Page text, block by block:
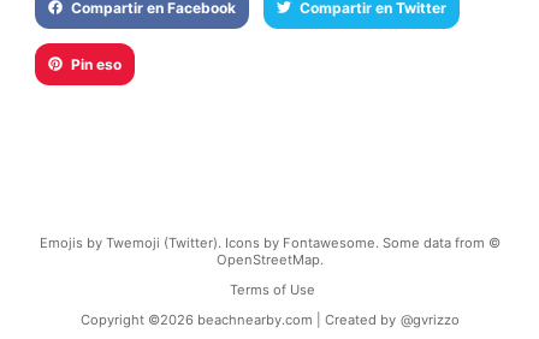
Compartir en Facebook Compartir en Twitter
Pin eso
Emojis by Twemoji (Twitter). Icons by Fontawesome. Some data from ©
OpenStreetMap.
Terms of Use
Copyright ©2026 beachnearby.com | Created by @gvrizzo